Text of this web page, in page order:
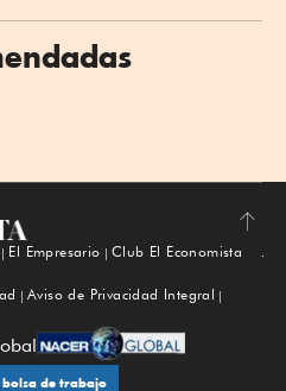
Subir
El Empresario
Club El Economista
Aviso de Privacidad Integral
de trabajo